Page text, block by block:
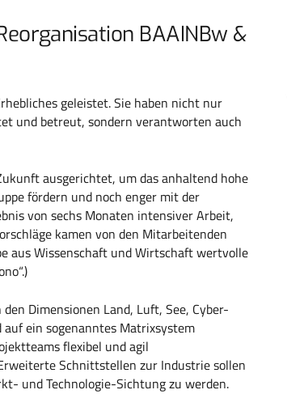
BAAINBw &
geleistet. Sie haben nicht nur
und betreut, sondern verantworten auch
ausgerichtet, um das anhaltend hohe
fördern und noch enger mit der
von sechs Monaten intensiver Arbeit,
kamen von den Mitarbeitenden
aus Wissenschaft und Wirtschaft wertvolle
Dimensionen Land, Luft, See, Cyber-
ein sogenanntes Matrixsystem
flexibel und agil
Schnittstellen zur Industrie sollen
und Technologie-Sichtung zu werden.